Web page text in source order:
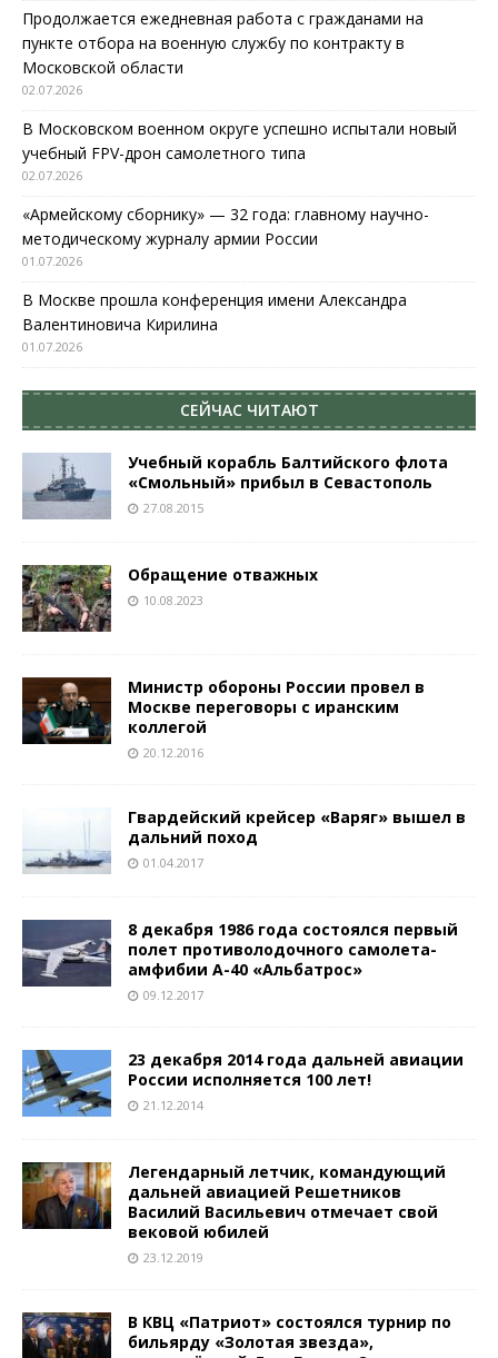
Продолжается ежедневная работа с гражданами на
пункте отбора на военную службу по контракту в
Московской области
02.07.2026
В Московском военном округе успешно испытали новый
учебный FPV-дрон самолетного типа
02.07.2026
«Армейскому сборнику» — 32 года: главному научно-
методическому журналу армии России
01.07.2026
В Москве прошла конференция имени Александра
Валентиновича Кирилина
01.07.2026
СЕЙЧАС ЧИТАЮТ
Учебный корабль Балтийского флота
«Смольный» прибыл в Севастополь
27.08.2015
Обращение отважных
10.08.2023
Министр обороны России провел в
Москве переговоры с иранским
коллегой
20.12.2016
Гвардейский крейсер «Варяг» вышел в
дальний поход
01.04.2017
8 декабря 1986 года состоялся первый
полет противолодочного самолета-
амфибии А-40 «Альбатрос»
09.12.2017
23 декабря 2014 года дальней авиации
России исполняется 100 лет!
21.12.2014
Легендарный летчик, командующий
дальней авиацией Решетников
Василий Васильевич отмечает свой
вековой юбилей
23.12.2019
В КВЦ «Патриот» состоялся турнир по
бильярду «Золотая звезда»,